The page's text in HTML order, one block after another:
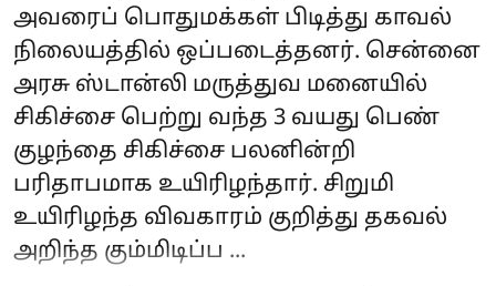
அவரைப் பொதுமக்கள் பிடித்து காவல்
நிலையத்தில் ஒப்படைத்தனர். சென்னை
அரசு ஸ்டான்லி மருத்துவ மனையில்
சிகிச்சை பெற்று வந்த 3 வயது பெண்
குழந்தை சிகிச்சை பலனின்றி
பரிதாபமாக உயிரிழந்தார். சிறுமி
உயிரிழந்த விவகாரம் குறித்து தகவல்
அறிந்த கும்மிடிப்ப ...